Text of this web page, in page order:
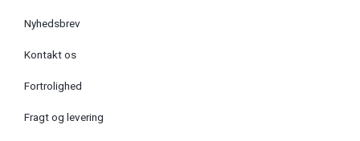
Nyhedsbrev
Kontakt os
Fortrolighed
Fragt og levering